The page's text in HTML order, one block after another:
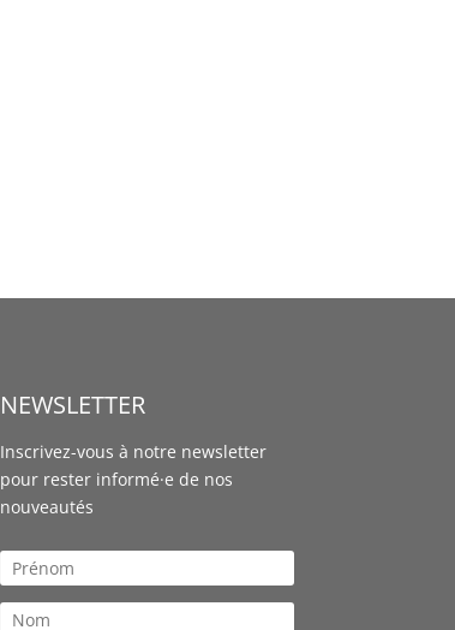
NEWSLETTER
Inscrivez-vous à notre newsletter
pour rester informé·e de nos
nouveautés